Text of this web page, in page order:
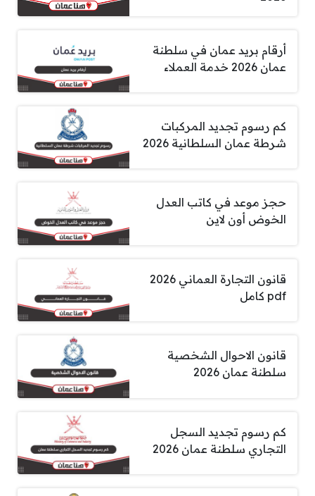
أرقام بريد عمان في سلطنة
عمان 2026 خدمة العملاء
كم رسوم تجديد المركبات
شرطة عمان السلطانية 2026
حجز موعد في كاتب العدل
الخوض أون لاين
قانون التجارة العماني 2026
pdf كامل
قانون الاحوال الشخصية
سلطنة عمان 2026
كم رسوم تجديد السجل
التجاري سلطنة عمان 2026